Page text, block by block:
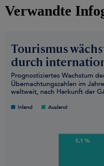
Verwandte